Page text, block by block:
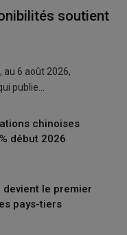
soutient
au 6 août 2026,
publie…
chinoises
début 2026
devient le premier
pays-tiers